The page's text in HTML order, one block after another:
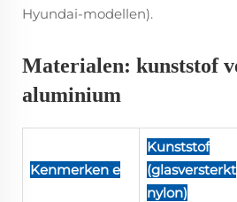
Hyundai-modellen).
Materialen: kunststof
aluminium
Kenmerken e
Kunststof
(glasversterkt
nylon)